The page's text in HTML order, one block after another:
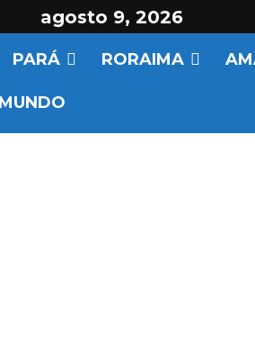
agosto 9, 2026
PARÁ RORAIMA
MUNDO